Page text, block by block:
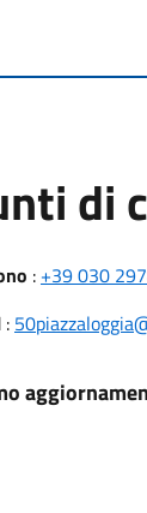
di
: +39 030
: